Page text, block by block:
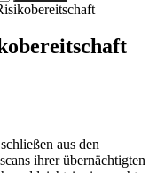
aus den
ihrer übernächtigten